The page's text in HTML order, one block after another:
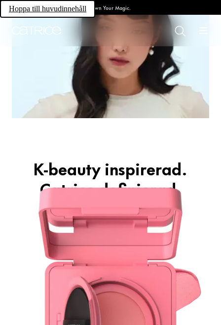
Hoppa till huvudinnehåll Own Your Magic.
Trend Drop
Glass Cloud
K-beauty inspirerad.
Catrice definierad.